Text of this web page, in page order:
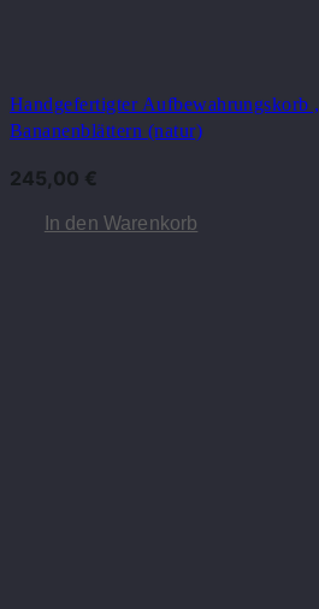
Handgefertigter Aufbewahrungskorb
Bananenblättern (natur)
245,00 €
In den Warenkorb